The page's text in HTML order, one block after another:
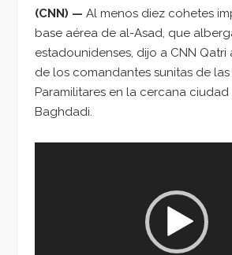
(CNN) — Al menos diez cohetes
base aérea de al-Asad, que
estadounidenses, dijo a CNN Qatri
de los comandantes sunitas de las
Paramilitares en la cercana
Baghdadi.